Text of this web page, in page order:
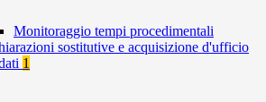
Monitoraggio tempi procedimentali
sostitutive e acquisizione d'ufficio
1